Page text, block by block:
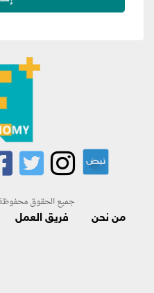
جميع الحقوق محفوظة
من نحن فريق العمل